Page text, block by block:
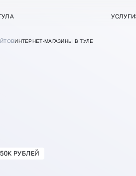
УСЛУГИ
ИНТЕРНЕТ-МАГАЗИНЫ В ТУЛЕ
РУБЛЕЙ